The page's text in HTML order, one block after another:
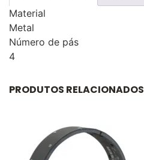
Material
Metal
Número de pás
4
PRODUTOS RELACIONADOS